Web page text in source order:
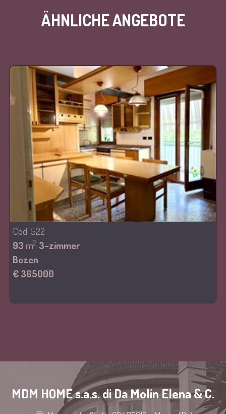
ÄHNLICHE ANGEBOTE
Cod. 522
93 m2 3-zimmer
Bozen
€ 365000
MDM HOME s.a.s. di Da Molin Elena & C.